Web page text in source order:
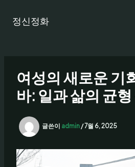
정신정화
여성의 새로운 기
바: 일과 삶의 균형
글쓴이 admin/7월 6, 2025